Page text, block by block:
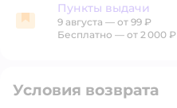
Пункты выдачи
Пункты выдачи
9 августа — от 99 ₽
Бесплатно — от 2 000 ₽
Условия возврата